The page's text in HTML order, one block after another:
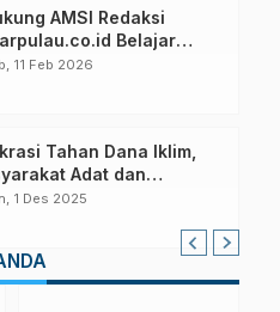
AMSI Redaksi
Belajar
Teknologi AI
11 Feb 2026
Tahan Dana Iklim,
Adat dan
Hanya Terima
1 Des 2025